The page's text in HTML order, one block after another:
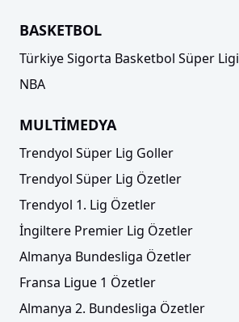
BASKETBOL
Türkiye Sigorta Basketbol Süper Ligi
NBA
MULTİMEDYA
Trendyol Süper Lig Goller
Trendyol Süper Lig Özetler
Trendyol 1. Lig Özetler
İngiltere Premier Lig Özetler
Almanya Bundesliga Özetler
Fransa Ligue 1 Özetler
Almanya 2. Bundesliga Özetler